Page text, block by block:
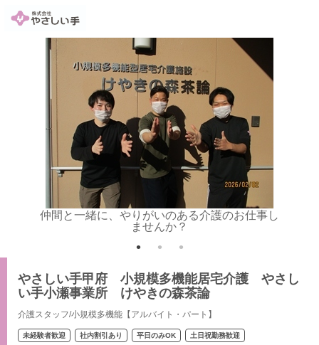
仲間と一緒に、やりがいのある介護のお仕事し
ませんか？
やさしい手甲府 小規模多機能居宅介護 やさし
い手小瀬事業所 けやきの森茶論
介護スタッフ/小規模多機能【アルバイト・パート】
未経験者歓迎 社内割引あり 平日のみOK 土日祝勤務歓迎